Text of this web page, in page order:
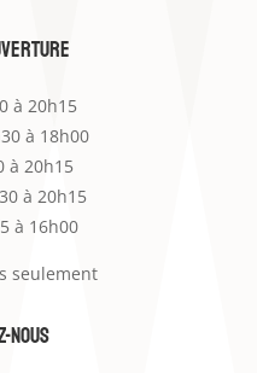
à 20h15
à 18h00
à 20h15
à 20h15
à 16h00
seulement
nous